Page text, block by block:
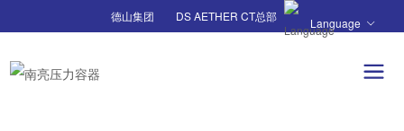
德山集团 DS AETHER CT总部 Language